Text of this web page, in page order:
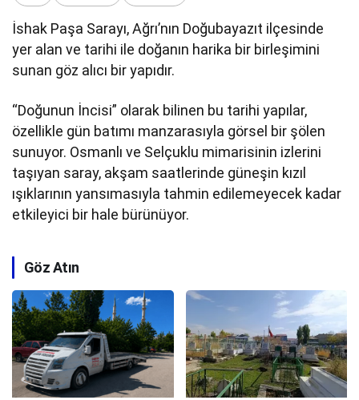
İshak Paşa Sarayı, Ağrı’nın Doğubayazıt ilçesinde
yer alan ve tarihi ile doğanın harika bir birleşimini
sunan göz alıcı bir yapıdır.
“Doğunun İncisi” olarak bilinen bu tarihi yapılar,
özellikle gün batımı manzarasıyla görsel bir şölen
sunuyor. Osmanlı ve Selçuklu mimarisinin izlerini
taşıyan saray, akşam saatlerinde güneşin kızıl
ışıklarının yansımasıyla tahmin edilemeyecek kadar
etkileyici bir hale bürünüyor.
Göz Atın